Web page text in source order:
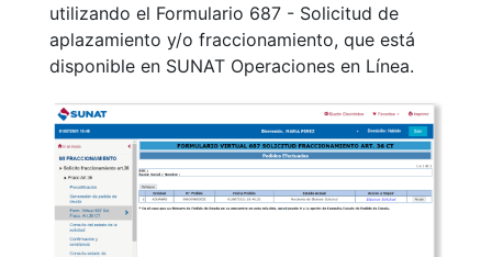
utilizando el Formulario 687 - Solicitud de
aplazamiento y/o fraccionamiento, que está
disponible en SUNAT Operaciones en Línea.